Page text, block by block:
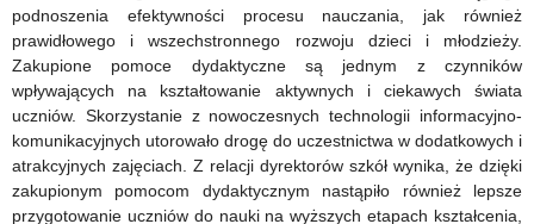
podnoszenia efektywności procesu nauczania, jak również
prawidłowego i wszechstronnego rozwoju dzieci i młodzieży.
Zakupione pomoce dydaktyczne są jednym z czynników
wpływających na kształtowanie aktywnych i ciekawych świata
uczniów. Skorzystanie z nowoczesnych technologii informacyjno-
komunikacyjnych utorowało drogę do uczestnictwa w dodatkowych i
atrakcyjnych zajęciach. Z relacji dyrektorów szkół wynika, że dzięki
zakupionym pomocom dydaktycznym nastąpiło również lepsze
przygotowanie uczniów do nauki na wyższych etapach kształcenia,